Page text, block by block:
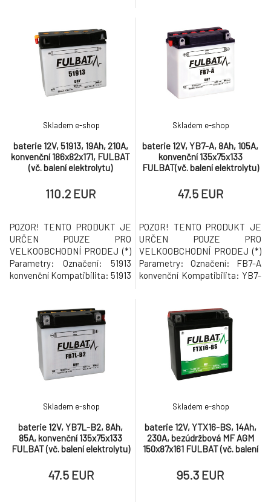
Rozměry 134 x 80 x 160 mm
Pólování: + / - (plus vlevo) Váha
3,98 kg (*) Prodej baterií v
nezprovozněném stavu s
ampulí kyseliny sírové, stejně
Váha 4,6 kg Vlastnosti: Nová
inovativní GEL technologie, je
možno instalovat v poloze na
boku Připravená k okamžitému
použití, snadná instalace
Vhodná do chl
baterie 12V, 51913, 19Ah, 210A,
konvenční 186x82x171, FULBAT
(vč. balení elektrolytu)
Skladem e-shop
110.2 EUR
POZOR! TENTO PRODUKT JE
URČEN POUZE PRO
VELKOOBCHODNÍ PRODEJ (*)
Parametry: Označení: 51913
konvenční Kompatibilita: 51913
Rozměry 186 x 82 x 171 mm
Pólování: - / + (plus vpravo)
Váha 6,08 kg (*) Prodej baterií v
nezprovozněném stavu s
ampulí kyseliny sírové, stejně
baterie 12V, YB7-A, 8Ah, 105A,
konvenční 135x75x133
FULBAT(vč. balení elektrolytu)
Skladem e-shop
47.5 EUR
POZOR! TENTO PRODUKT JE
URČEN POUZE PRO
VELKOOBCHODNÍ PRODEJ (*)
Parametry: Označení: FB7-A
konvenční Kompatibilita: YB7-
Rozměry 135 x 75 x 133 mm
Pólování: + / - (plus vlevo) Váha
2,74 kg (*) Prodej baterií v
nezprovozněném stavu s
ampulí kyseliny sírové, stejně
tak jako pro
baterie 12V, YB7L-B2, 8Ah,
85A, konvenční 135x75x133
FULBAT (vč. balení elektrolytu)
Skladem e-shop
47.5 EUR
baterie 12V, YTX16-BS, 14Ah,
230A, bezúdržbová MF AGM
150x87x161 FULBAT (vč. balení
Skladem e-shop
95.3 EUR